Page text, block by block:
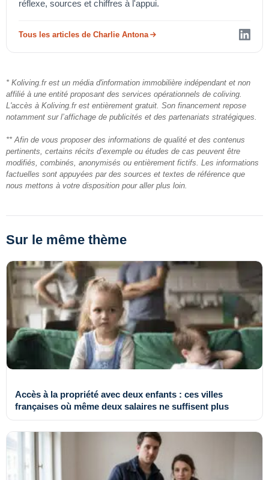
réflexe, sources et chiffres à l'appui.
Tous les articles de Charlie Antona
* Koliving.fr est un média d'information immobilière indépendant et non
affilié à une entité proposant des services opérationnels de coliving.
L'accès à Koliving.fr est entièrement gratuit. Son financement repose
notamment sur l’affichage de publicités et des partenariats stratégiques.
** Afin de vous proposer des informations de qualité et des contenus
pertinents, certains récits d’exemple ou études de cas peuvent être
modifiés, combinés, anonymisés ou entièrement fictifs. Les informations
factuelles sont appuyées par des sources et textes de référence que
nous mettons à votre disposition pour aller plus loin.
Sur le même thème
Accès à la propriété avec deux enfants : ces villes
françaises où même deux salaires ne suffisent plus